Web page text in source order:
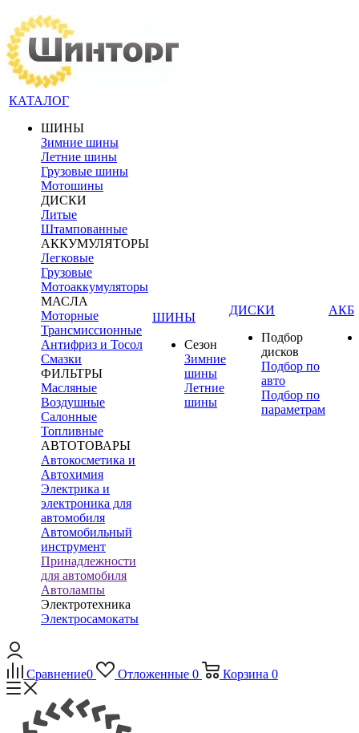
КАТАЛОГ
ШИНЫ
Зимние шины
Летние шины
Грузовые шины
Мотошины
ДИСКИ
Литые
Штампованные
АККУМУЛЯТОРЫ
Легковые
Грузовые
Мотоаккумуляторы
МАСЛА
Моторные
Трансмиссионные
Антифриз и Тосол
Смазки
ФИЛЬТРЫ
Масляные
Воздушные
Салонные
Топливные
АВТОТОВАРЫ
Автокосметика и
Автохимия
Электрика и
электроника для
автомобиля
Автомобильный
инструмент
Принадлежности
для автомобиля
Автолампы
Электротехника
Электросамокаты
ШИНЫ
Сезон
Зимние
шины
Летние
шины
ДИСКИ
Подбор
дисков
Подбор по
авто
Подбор по
параметрам
АКБ
Сравнение0 Отложенные 0 Корзина 0